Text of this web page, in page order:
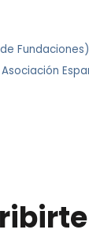
Fundaciones)